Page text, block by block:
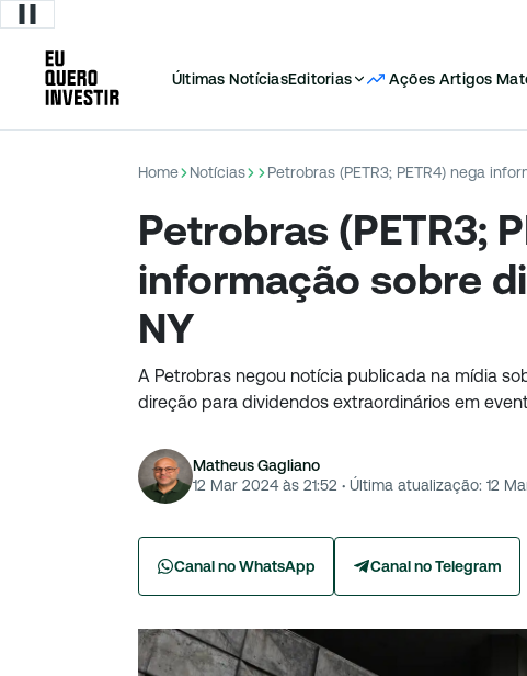
Últimas NotíciasEditorias Ações Artigos
Home Notícias Petrobras (PETR3; PETR4) nega
Petrobras (PETR3;
informação sobre
NY
A Petrobras negou notícia publicada na mídia
direção para dividendos extraordinários em
Matheus Gagliano
12 Mar 2024 às 21:52 · Última atualização: 12
Canal no WhatsApp Canal no Telegram